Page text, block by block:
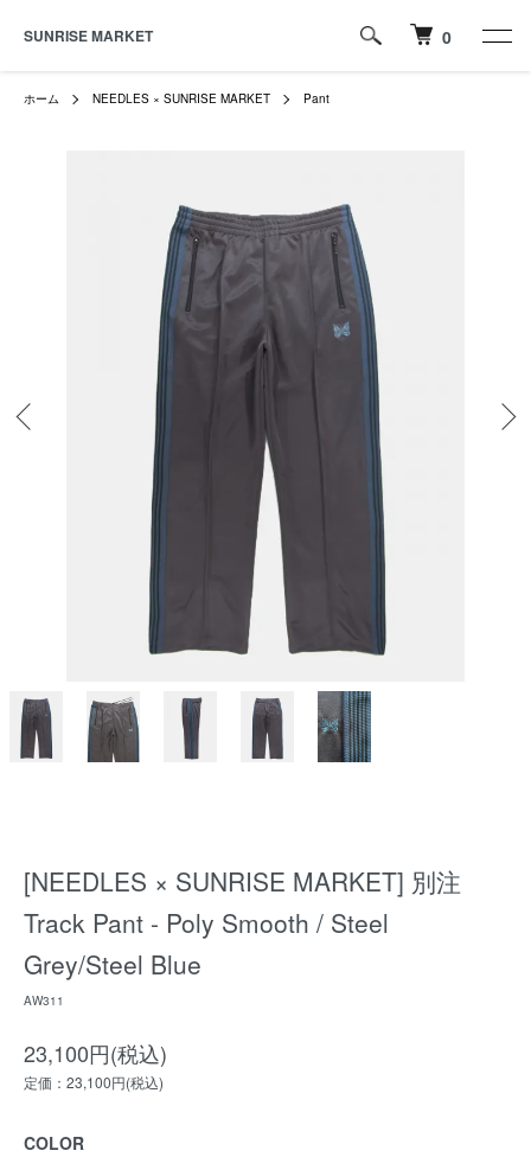
SUNRISE MARKET 0
ホーム NEEDLES × SUNRISE MARKET Pant
[NEEDLES × SUNRISE MARKET] 別注
Track Pant - Poly Smooth / Steel
Grey/Steel Blue
AW311
23,100円(税込)
定価：23,100円(税込)
COLOR